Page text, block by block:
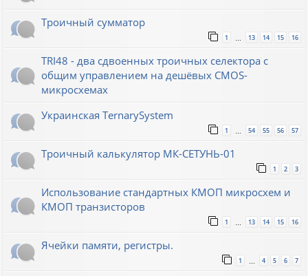
Троичный сумматор
1 13 14 15 16
TRI48 - два сдвоенных троичных селектора с
общим управлением на дешёвых CMOS-
микросхемах
Украинская TernarySystem
1 54 55 56 57
Троичный калькулятор МК-СЕТУНЬ-01
1 2 3
Использование стандартных КМОП микросхем и
КМОП транзисторов
1 13 14 15 16
Ячейки памяти, регистры.
1 … 4 5 6 7